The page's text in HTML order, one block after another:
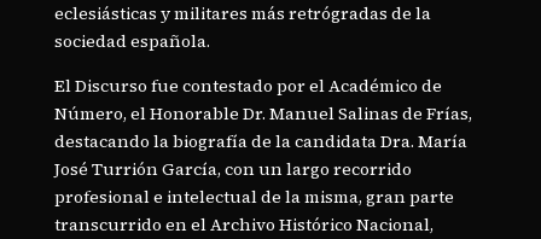
eclesiásticas y militares más retrógradas de la
sociedad española.
El Discurso fue contestado por el Académico de
Número, el Honorable Dr. Manuel Salinas de Frías,
destacando la biografía de la candidata Dra. María
José Turrión García, con un largo recorrido
profesional e intelectual de la misma, gran parte
transcurrido en el Archivo Histórico Nacional,